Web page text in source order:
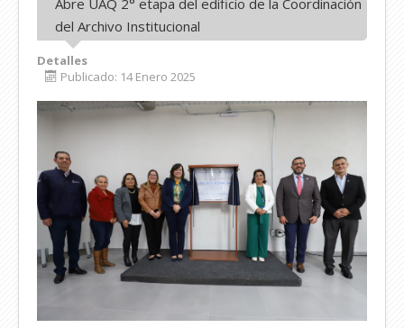
Abre UAQ 2° etapa del edificio de la Coordinación
del Archivo Institucional
Detalles
Publicado: 14 Enero 2025